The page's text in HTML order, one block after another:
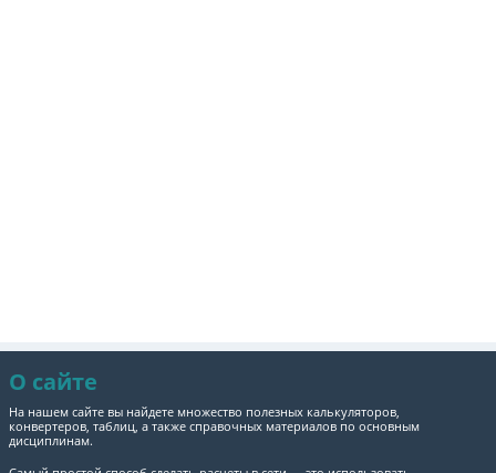
О сайте
На нашем сайте вы найдете множество полезных калькуляторов,
конвертеров, таблиц, а также справочных материалов по основным
дисциплинам.